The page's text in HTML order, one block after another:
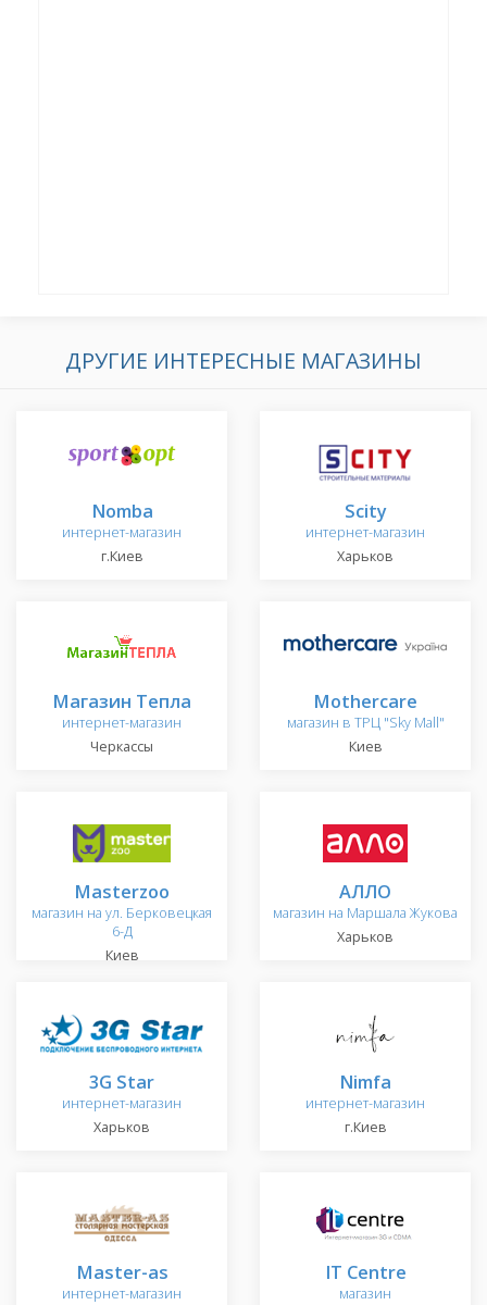
ДРУГИЕ ИНТЕРЕСНЫЕ МАГАЗИНЫ
Nomba
интернет-магазин
г.Киев
Scity
интернет-магазин
Харьков
Магазин Тепла
интернет-магазин
Черкассы
Mothercare
магазин в ТРЦ "Sky Mall"
Киев
Masterzoo
магазин на ул. Берковецкая
6-Д
Киев
АЛЛО
магазин на Маршала Жукова
Харьков
3G Star
интернет-магазин
Харьков
Nimfa
интернет-магазин
г.Киев
Мaster-as
интернет-магазин
IT Centre
магазин